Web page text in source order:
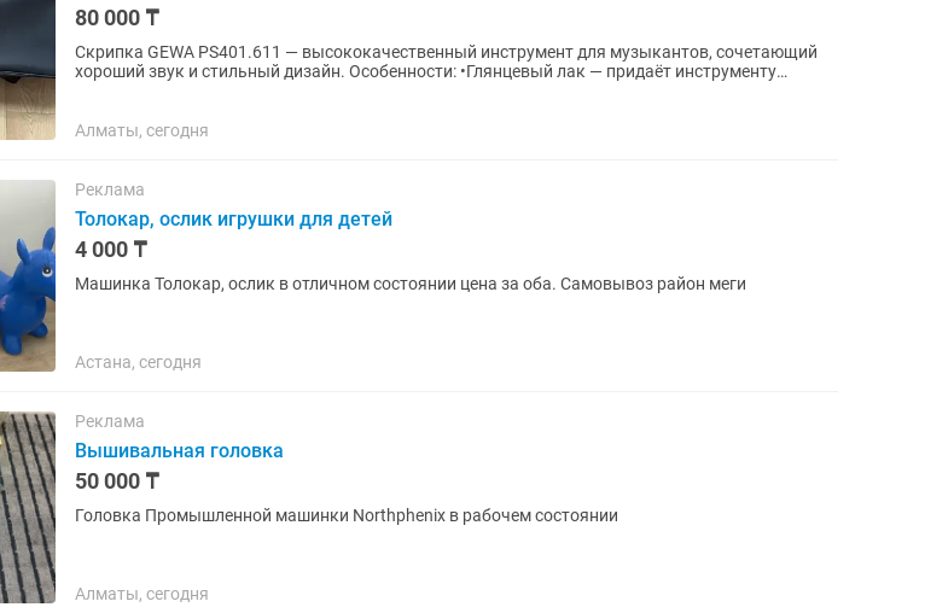
80 000 ₸
Скрипка GEWA PS401.611 — высококачественный инструмент для музыкантов, сочетающий
хороший звук и стильный дизайн. Особенности: •Глянцевый лак — придаёт инструменту
Алматы, сегодня
Реклама
Толокар, ослик игрушки для детей
4 000 ₸
Машинка Толокар, ослик в отличном состоянии цена за оба. Самовывоз район меги
Астана, сегодня
Реклама
Вышивальная головка
50 000 ₸
Головка Промышленной машинки Northphenix в рабочем состоянии
Алматы, сегодня